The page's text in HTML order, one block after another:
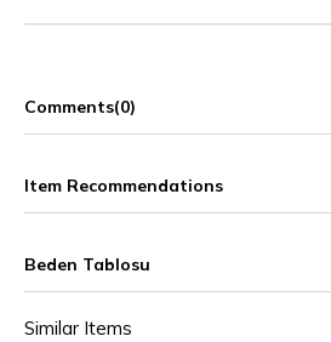
Comments(0)
Item Recommendations
Beden Tablosu
Similar Items